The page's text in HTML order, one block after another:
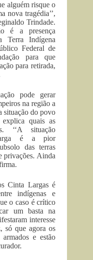
alguém risque o
nova tragédia’’,
Trindade.
é a presença
Terra Indígena
Federal de
para que
para retirada,
pode gerar
na região a
situação do povo
quais as
‘‘A situação
é a pior
das terras
privações. Ainda
Cinta Largas é
indígenas e
o caso é crítico
um basta na
interesse
só que agora os
e estão